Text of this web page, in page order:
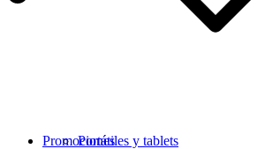
Portátiles y tablets
Promociones